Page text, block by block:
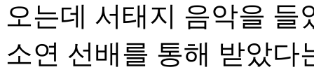
오는데 서태지 음악을 들
소연 선배를 통해 받았다